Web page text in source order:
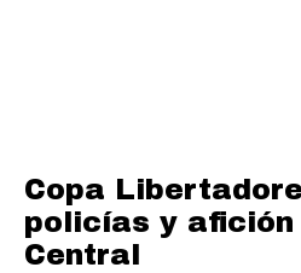
Copa
policías y afición
Central